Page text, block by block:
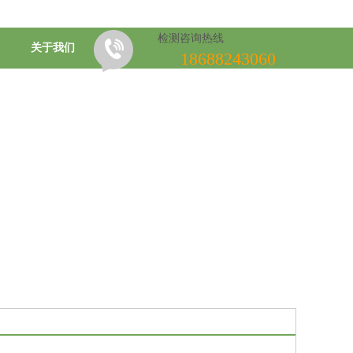
18688243060
检测咨询热线
关于我们